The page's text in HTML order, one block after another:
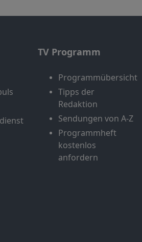
TV Programm
Programmübersicht
Tipps der
Redaktion
Sendungen von A-Z
Programmheft
kostenlos
anfordern